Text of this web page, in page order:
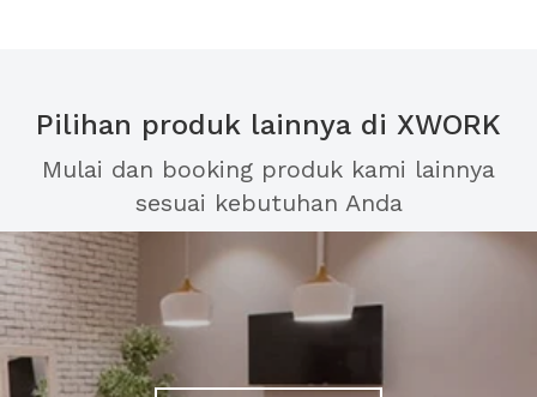
Pilihan produk lainnya di XWORK
Mulai dan booking produk kami lainnya
sesuai kebutuhan Anda